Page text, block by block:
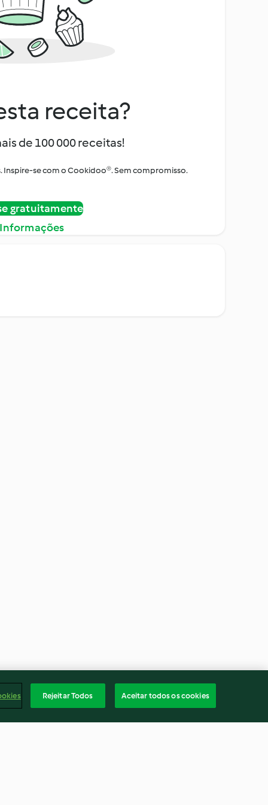
receita?
de 100 000 receitas!
Inspire-se com o Cookidoo®. Sem compromisso.
gratuitamente
Rejeitar Todos Aceitar todos os cookies